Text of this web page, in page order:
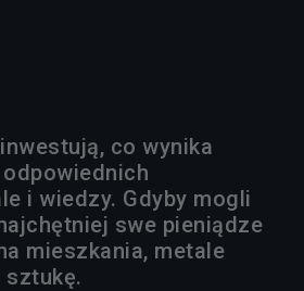
co wynika
odpowiednich
i wiedzy. Gdyby mogli
swe pieniądze
mieszkania, metale